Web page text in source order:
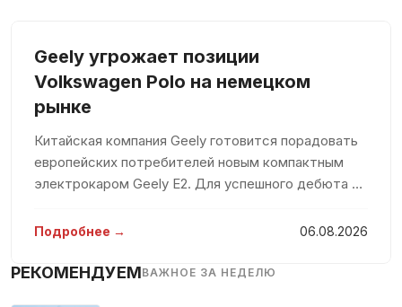
Geely угрожает позиции
Volkswagen Polo на немецком
рынке
Китайская компания Geely готовится порадовать
европейских потребителей новым компактным
электрокаром Geely E2. Для успешного дебюта на
стремясь захватить значительную долю среди
Подробнее → 06.08.2026
РЕКОМЕНДУЕМВАЖНОЕ ЗА НЕДЕЛЮ